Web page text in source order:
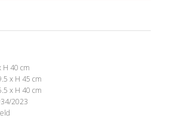
H 40 cm
x H 45 cm
x H 40 cm
2023